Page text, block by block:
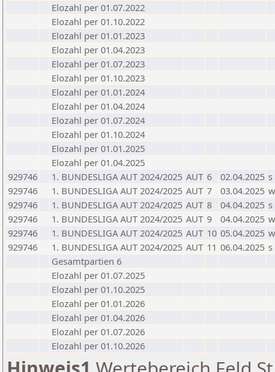
Elozahl per 01.07.2022
Elozahl per 01.10.2022
Elozahl per 01.01.2023
Elozahl per 01.04.2023
Elozahl per 01.07.2023
Elozahl per 01.10.2023
Elozahl per 01.01.2024
Elozahl per 01.04.2024
Elozahl per 01.07.2024
Elozahl per 01.10.2024
Elozahl per 01.01.2025
Elozahl per 01.04.2025
929746
1. BUNDESLIGA AUT 2024/2025 AUT 6 02.04.2025 s
929746
1. BUNDESLIGA AUT 2024/2025 AUT 7 03.04.2025 w
929746
1. BUNDESLIGA AUT 2024/2025 AUT 8 04.04.2025 s
929746
1. BUNDESLIGA AUT 2024/2025 AUT 9 04.04.2025 w
929746
1. BUNDESLIGA AUT 2024/2025 AUT 10 05.04.2025 w
929746
1. BUNDESLIGA AUT 2024/2025 AUT 11 06.04.2025 s
Gesamtpartien 6
Elozahl per 01.07.2025
Elozahl per 01.10.2025
Elozahl per 01.01.2026
Elozahl per 01.04.2026
Elozahl per 01.07.2026
Elozahl per 01.10.2026